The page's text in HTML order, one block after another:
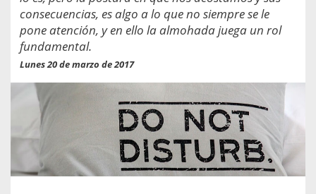
consecuencias, es algo a lo que no siempre se le
pone atención, y en ello la almohada juega un rol
fundamental.
Lunes 20 de marzo de 2017